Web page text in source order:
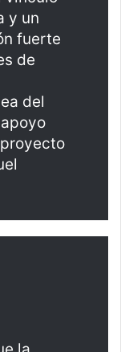
y un
fuerte
de
del